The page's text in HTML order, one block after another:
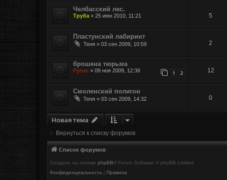
Челбасский лес.
Труба » 25 июн 2010, 11:21 5
Пластунский лабиринт
Теня » 03 сен 2009, 10:59 2
брошена тюрьма
Рупас » 09 ноя 2009, 12:36 1 2 12
Смоленский полигон
Теня » 03 сен 2009, 14:32 0
Новая тема
Вернуться к списку форумов
Список форумов
Создано на основе phpBB® Forum Software © phpBB Limited
Конфиденциальность | Правила